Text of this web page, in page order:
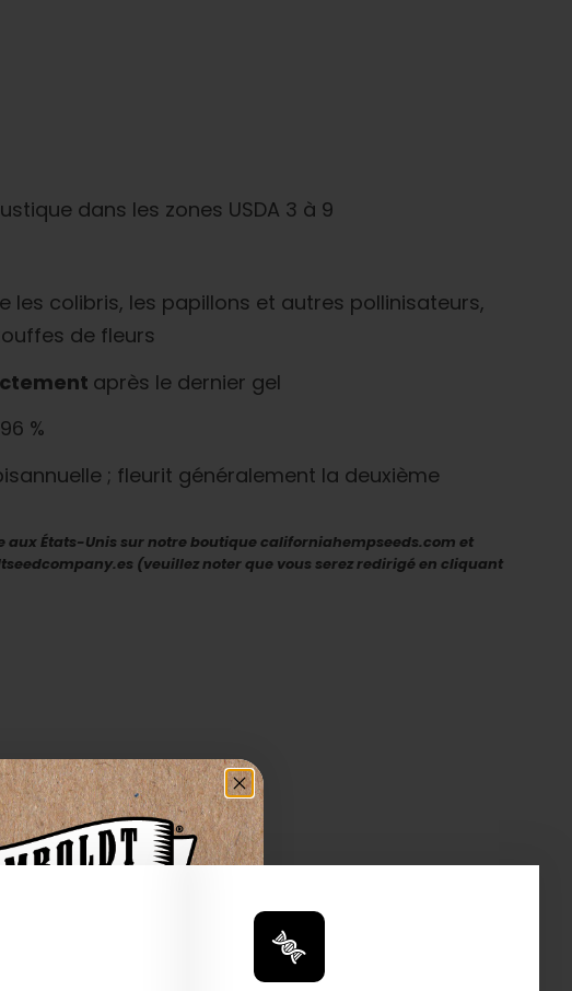
dans les zones USDA 3 à 9
les colibris, les papillons et autres pollinisateurs,
de fleurs
après le dernier gel
96 %
; fleurit généralement la deuxième
aux États-Unis sur notre boutique californiahempseeds.com et
(veuillez noter que vous serez redirigé en cliquant